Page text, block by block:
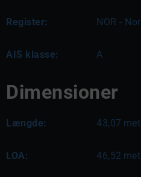
Register: NOR -
AIS klasse: A
Dimensioner
Længde: 43,07
LOA: 46,52